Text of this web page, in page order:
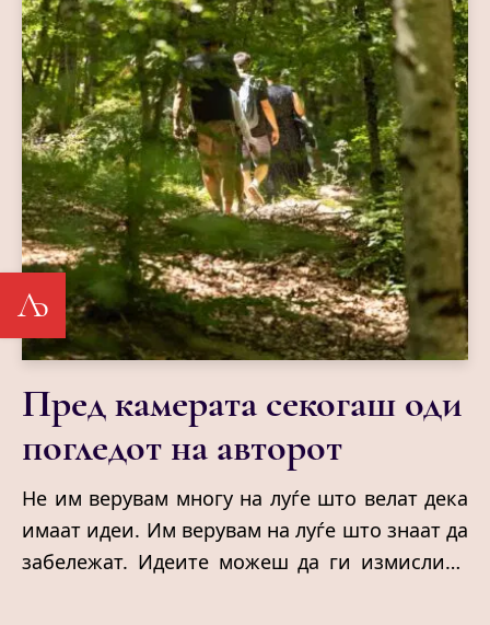
Љ
Пред камерата секогаш оди
погледот на авторот
Не им верувам многу на луѓе што велат дека
имаат идеи. Им верувам на луѓе што знаат да
забележат. Идеите можеш да ги измислиш.